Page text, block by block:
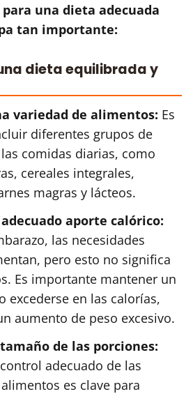
una dieta adecuada
tan importante:
dieta equilibrada y
variedad de alimentos: Es
diferentes grupos de
comidas diarias, como
cereales integrales,
magras y lácteos.
aporte calórico:
las necesidades
pero esto no significa
Es importante mantener un
excederse en las calorías,
aumento de peso excesivo.
de las porciones:
adecuado de las
es clave para